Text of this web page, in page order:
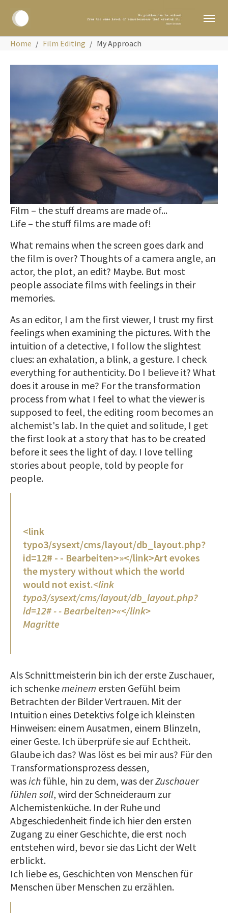
You are here:
Home Film Editing My Approach
Show larger version
Film – the stuff dreams are made of...
Life – the stuff films are made of!
What remains when the screen goes dark and
the film is over? Thoughts of a camera angle, an
actor, the plot, an edit? Maybe. But most
people associate films with feelings in their
memories.
As an editor, I am the first viewer, I trust my first
feelings when examining the pictures. With the
intuition of a detective, I follow the slightest
clues: an exhalation, a blink, a gesture. I check
everything for authenticity. Do I believe it? What
does it arouse in me? For the transformation
process from what I feel to what the viewer is
supposed to feel, the editing room becomes an
alchemist's lab. In the quiet and solitude, I get
the first look at a story that has to be created
before it sees the light of day. I love telling
stories about people, told by people for
people.
<link
typo3/sysext/cms/layout/db_layout.php?
id=12# - - Bearbeiten>»</link>Art evokes
the mystery without which the world
would not exist.<link
typo3/sysext/cms/layout/db_layout.php?
id=12# - - Bearbeiten>«</link>
Magritte
Als Schnittmeisterin bin ich der erste Zuschauer,
ich schenke meinem ersten Gefühl beim
Betrachten der Bilder Vertrauen. Mit der
Intuition eines Detektivs folge ich kleinsten
Hinweisen: einem Ausatmen, einem Blinzeln,
einer Geste. Ich überprüfe sie auf Echtheit.
Glaube ich das? Was löst es bei mir aus? Für den
Transformationsprozess dessen,
was ich fühle, hin zu dem, was derZuschauer
fühlen soll, wird der Schneideraum zur
Alchemistenküche. In der Ruhe und
Abgeschiedenheit finde ich hier den ersten
Zugang zu einer Geschichte, die erst noch
entstehen wird, bevor sie das Licht der Welt
erblickt.
Ich liebe es, Geschichten von Menschen für
Menschen über Menschen zu erzählen.